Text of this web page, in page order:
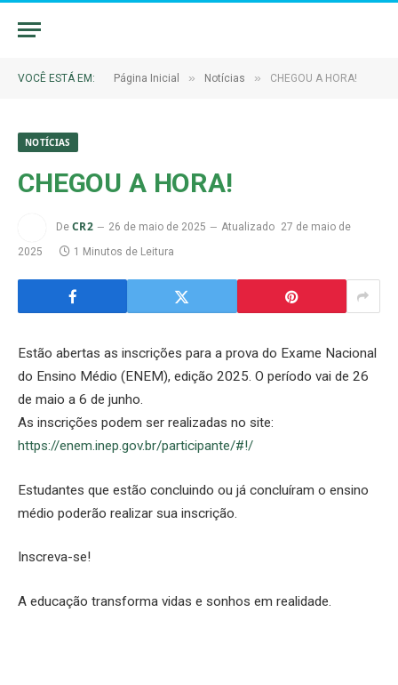
VOCÊ ESTÁ EM: Página Inicial » Notícias » CHEGOU A HORA!
NOTÍCIAS
CHEGOU A HORA!
De CR2 26 de maio de 2025 Atualizado 27 de maio de
2025
1 Minutos de Leitura
Estão abertas as inscrições para a prova do Exame Nacional
do Ensino Médio (ENEM), edição 2025. O período vai de 26
de maio a 6 de junho.
As inscrições podem ser realizadas no site:
https://enem.inep.gov.br/participante/#!/
Estudantes que estão concluindo ou já concluíram o ensino
médio poderão realizar sua inscrição.
Inscreva-se!
A educação transforma vidas e sonhos em realidade.